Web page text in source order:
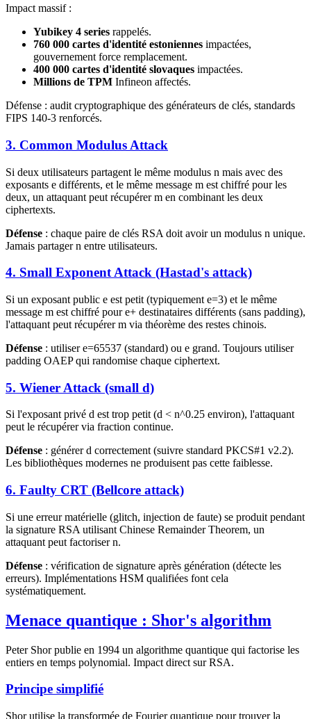
Impact massif :
Yubikey 4 series rappelés.
760 000 cartes d'identité estoniennes impactées,
gouvernement force remplacement.
400 000 cartes d'identité slovaques impactées.
Millions de TPM Infineon affectés.
Défense : audit cryptographique des générateurs de clés, standards
FIPS 140-3 renforcés.
3. Common Modulus Attack
Si deux utilisateurs partagent le même modulus n mais avec des
exposants e différents, et le même message m est chiffré pour les
deux, un attaquant peut récupérer m en combinant les deux
ciphertexts.
Défense : chaque paire de clés RSA doit avoir un modulus n unique.
Jamais partager n entre utilisateurs.
4. Small Exponent Attack (Hastad's attack)
Si un exposant public e est petit (typiquement e=3) et le même
message m est chiffré pour e+ destinataires différents (sans padding),
l'attaquant peut récupérer m via théorème des restes chinois.
Défense : utiliser e=65537 (standard) ou e grand. Toujours utiliser
padding OAEP qui randomise chaque ciphertext.
5. Wiener Attack (small d)
Si l'exposant privé d est trop petit (d < n^0.25 environ), l'attaquant
peut le récupérer via fraction continue.
Défense : générer d correctement (suivre standard PKCS#1 v2.2).
Les bibliothèques modernes ne produisent pas cette faiblesse.
6. Faulty CRT (Bellcore attack)
Si une erreur matérielle (glitch, injection de faute) se produit pendant
la signature RSA utilisant Chinese Remainder Theorem, un
attaquant peut factoriser n.
Défense : vérification de signature après génération (détecte les
erreurs). Implémentations HSM qualifiées font cela
systématiquement.
Menace quantique : Shor's algorithm
Peter Shor publie en 1994 un algorithme quantique qui factorise les
entiers en temps polynomial. Impact direct sur RSA.
Principe simplifié
Shor utilise la transformée de Fourier quantique pour trouver la